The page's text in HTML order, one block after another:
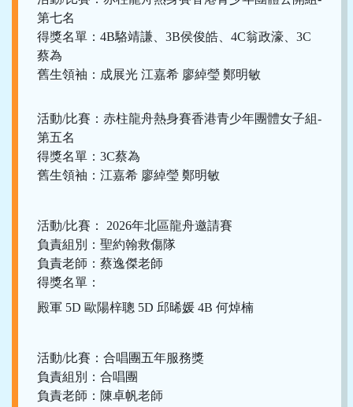
第七名
得獎名單：4B駱靖謙、3B侯俊皓、4C翁政濠、3C
蔡為
舊生領袖：成展光 江嘉希 廖綽瑩 鄭明敏
活動/比賽：赤柱龍舟熱身賽香港青少年團體女子組-
第五名
得獎名單：3C蔡為
舊生領袖：江嘉希 廖綽瑩 鄭明敏
活動/比賽： 2026年北區龍舟邀請賽
負責組別：聖約翰救傷隊
負責老師：蔡逸傑老師
得獎名單：
殿軍 5D 歐陽梓聰 5D 邱晞媛 4B 何焯楠
活動/比賽：合唱團五年服務獎
負責組別：合唱團
負責老師：陳卓帆老師